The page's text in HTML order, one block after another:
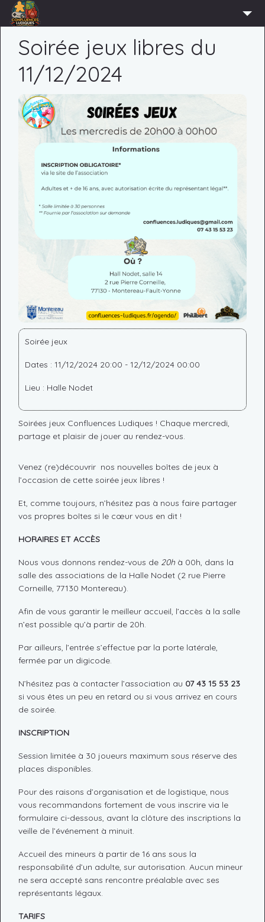
ADHÉRER
AGENDA
ACTUS
PARTENAIRES
CONTACT
Soirée jeux libres du
11/12/2024
Soirée jeux
Dates : 11/12/2024 20:00 - 12/12/2024 00:00
Lieu : Halle Nodet
Soirées jeux Confluences Ludiques ! Chaque mercredi,
partage et plaisir de jouer au rendez-vous.
Venez (re)découvrir nos nouvelles boîtes de jeux à
l’occasion de cette soirée jeux libres !
Et, comme toujours, n’hésitez pas à nous faire partager
vos propres boîtes si le cœur vous en dit !
HORAIRES ET ACCÈS
Nous vous donnons rendez-vous de 20h à 00h, dans la
salle des associations de la Halle Nodet (2 rue Pierre
Corneille, 77130 Montereau).
Afin de vous garantir le meilleur accueil, l’accès à la salle
n’est possible qu’à partir de 20h.
Par ailleurs, l’entrée s’effectue par la porte latérale,
fermée par un digicode.
N’hésitez pas à contacter l’association au 07 43 15 53 23
si vous êtes un peu en retard ou si vous arrivez en cours
de soirée.
INSCRIPTION
Session limitée à 30 joueurs maximum sous réserve des
places disponibles.
Pour des raisons d’organisation et de logistique, nous
vous recommandons fortement de vous inscrire via le
formulaire ci-dessous, avant la clôture des inscriptions la
veille de l’événement à minuit.
Accueil des mineurs à partir de 16 ans sous la
responsabilité d’un adulte, sur autorisation. Aucun mineur
ne sera accepté sans rencontre préalable avec ses
représentants légaux.
TARIFS